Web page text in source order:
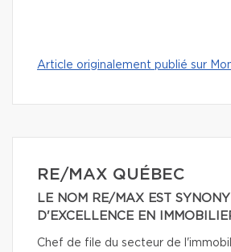
Article originalement publié sur
RE/MAX QUÉBEC
LE NOM RE/MAX EST
D'EXCELLENCE EN
Chef de file du secteur de